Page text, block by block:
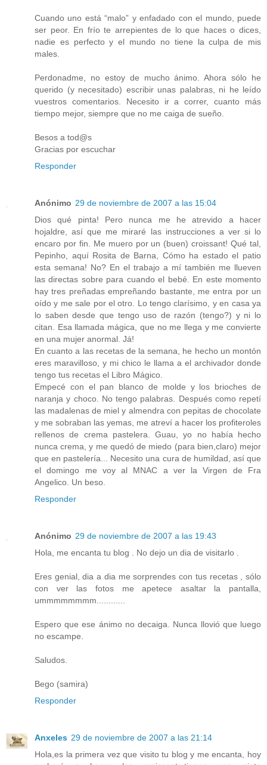
Cuando uno está “malo” y enfadado con el mundo, puede
ser peor. En frío te arrepientes de lo que haces o dices,
nadie es perfecto y el mundo no tiene la culpa de mis
males.
Perdonadme, no estoy de mucho ánimo. Ahora sólo he
querido (y necesitado) escribir unas palabras, ni he leído
vuestros comentarios. Necesito ir a correr, cuanto más
tiempo mejor, siempre que no me caiga de sueño.
Besos a tod@s
Gracias por escuchar
Responder
Anónimo 29 de noviembre de 2007 a las 15:04
Dios qué pinta! Pero nunca me he atrevido a hacer
hojaldre, así que me miraré las instrucciones a ver si lo
encaro por fin. Me muero por un (buen) croissant! Qué tal,
Pepinho, aquí Rosita de Barna, Cómo ha estado el patio
esta semana! No? En el trabajo a mí también me llueven
las directas sobre para cuando el bebé. En este momento
hay tres preñadas empreñando bastante, me entra por un
oído y me sale por el otro. Lo tengo clarísimo, y en casa ya
lo saben desde que tengo uso de razón (tengo?) y ni lo
citan. Esa llamada mágica, que no me llega y me convierte
en una mujer anormal. Já!
En cuanto a las recetas de la semana, he hecho un montón
eres maravilloso, y mi chico le llama a el archivador donde
tengo tus recetas el Libro Mágico.
Empecé con el pan blanco de molde y los brioches de
naranja y choco. No tengo palabras. Después como repetí
las madalenas de miel y almendra con pepitas de chocolate
y me sobraban las yemas, me atreví a hacer los profiteroles
rellenos de crema pastelera. Guau, yo no había hecho
nunca crema, y me quedó de miedo (para bien,claro) mejor
que en pastelería... Necesito una cura de humildad, así que
el domingo me voy al MNAC a ver la Virgen de Fra
Angelico. Un beso.
Responder
Anónimo 29 de noviembre de 2007 a las 19:43
Hola, me encanta tu blog . No dejo un dia de visitarlo .
Eres genial, dia a dia me sorprendes con tus recetas , sólo
con ver las fotos me apetece asaltar la pantalla,
ummmmmmmm............
Espero que ese ánimo no decaiga. Nunca llovió que luego
no escampe.
Saludos.
Bego (samira)
Responder
Anxeles 29 de noviembre de 2007 a las 21:14
Hola,es la primera vez que visito tu blog y me encanta, hoy